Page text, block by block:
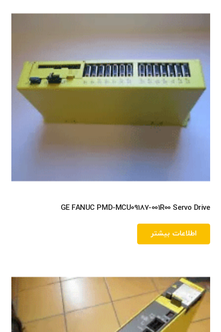
GE FANUC PMD-MCU09187-001R00 Servo Drive
اطلاعات بیشتر